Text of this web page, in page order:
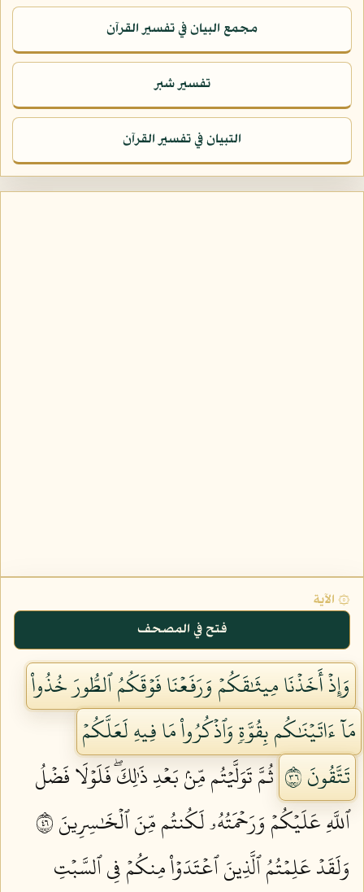
مجمع البيان في تفسير القرآن
تفسير شبر
التبيان في تفسير القرآن
۞ الآية
فتح في المصحف
وَإِذۡ أَخَذۡنَا مِيثَٰقَكُمۡ وَرَفَعۡنَا فَوۡقَكُمُ ٱلطُّورَ خُذُواْ
مَآ ءَاتَيۡنَٰكُم بِقُوَّةٖ وَٱذۡكُرُواْ مَا فِيهِ لَعَلَّكُمۡ
تَتَّقُونَ ٦٣
ثُمَّ تَوَلَّيۡتُم مِّنۢ بَعۡدِ ذَٰلِكَۖ فَلَوۡلَا فَضۡلُ
ٱللَّهِ عَلَيۡكُمۡ وَرَحۡمَتُهُۥ لَكُنتُم مِّنَ ٱلۡخَٰسِرِينَ ٦٤
وَلَقَدۡ عَلِمۡتُمُ ٱلَّذِينَ ٱعۡتَدَوۡاْ مِنكُمۡ فِي ٱلسَّبۡتِ